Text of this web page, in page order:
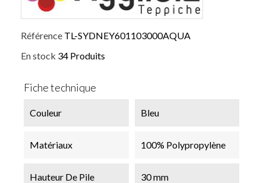
Référence TL-SYDNEY601103000AQUA
En stock 34 Produits
Fiche technique
Couleur Bleu
Matériaux 100% Polypropylène
Hauteur De Pile 30 mm